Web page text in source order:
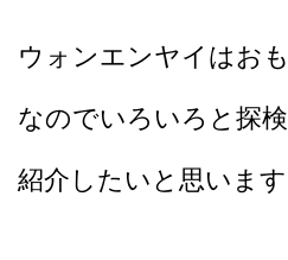
ウォンエンヤイはお
なのでいろいろと探
紹介したいと思います